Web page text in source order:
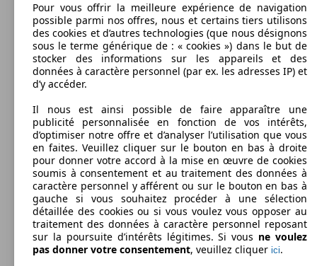
Diesel
Carburant
177 g/km
Émissions de CO2 (combinées)*
Ø 6.7 l/100km
Pour vous offrir la meilleure expérience de navigation
possible parmi nos offres, nous et certains tiers utilisons
des cookies et d’autres technologies (que nous désignons
sous le terme générique de : « cookies ») dans le but de
stocker des informations sur les appareils et des
données à caractère personnel (par ex. les adresses IP) et
d’y accéder.
Il nous est ainsi possible de faire apparaître une
publicité personnalisée en fonction de vos intérêts,
d’optimiser notre offre et d’analyser l’utilisation que vous
en faites. Veuillez cliquer sur le bouton en bas à droite
pour donner votre accord à la mise en œuvre de cookies
soumis à consentement et au traitement des données à
caractère personnel y afférent ou sur le bouton en bas à
gauche si vous souhaitez procéder à une sélection
détaillée des cookies ou si vous voulez vous opposer au
traitement des données à caractère personnel reposant
sur la poursuite d’intérêts légitimes. Si vous ne voulez
pas donner votre consentement, veuillez cliquer ici.